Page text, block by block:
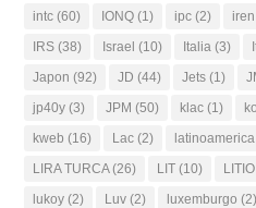
intc (60) IONQ (1) ipc (2) iren
IRS (38) Israel (10) Italia (3)
Japon (92) JD (44) Jets (1)
jp40y (3) JPM (50) klac (1) ko
kweb (16) Lac (2) latinoamerica
LIRA TURCA(26) LIT (10) LITIO
lukoy (2) Luv (2) luxemburgo (2)